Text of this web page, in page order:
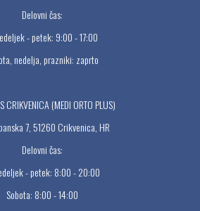
Delovni čas:
- petek: 9:00 - 17:00
nedelja, prazniki: zaprto
CRIKVENICA (MEDI ORTO PLUS)
7, 51260 Crikvenica, HR
Delovni čas:
- petek: 8:00 - 20:00
Sobota: 8:00 - 14:00